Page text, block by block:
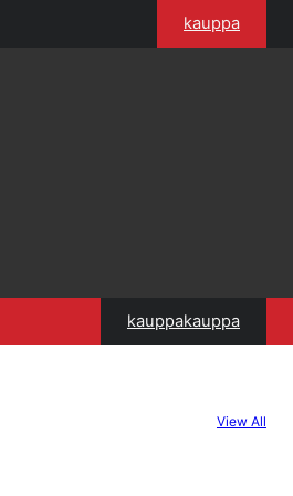
kauppa
kauppakauppa
View All